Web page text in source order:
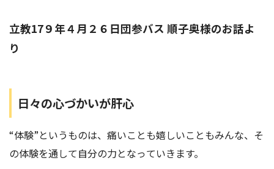
立教17９年４月２６日団参バス 順子奥様のお話よ
り
日々の心づかいが肝心
“体験”というものは、痛いことも嬉しいこともみんな、そ
の体験を通して自分の力となっていきます。